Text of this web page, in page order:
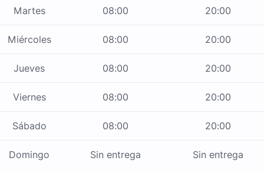
Martes 08:00 20:00
Miércoles 08:00 20:00
Jueves 08:00 20:00
Viernes 08:00 20:00
Sábado 08:00 20:00
Domingo Sin entrega Sin entrega